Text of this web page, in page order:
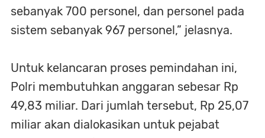
sebanyak 700 personel, dan personel pada
sistem sebanyak 967 personel,” jelasnya.
Untuk kelancaran proses pemindahan ini,
Polri membutuhkan anggaran sebesar Rp
49,83 miliar. Dari jumlah tersebut, Rp 25,07
miliar akan dialokasikan untuk pejabat